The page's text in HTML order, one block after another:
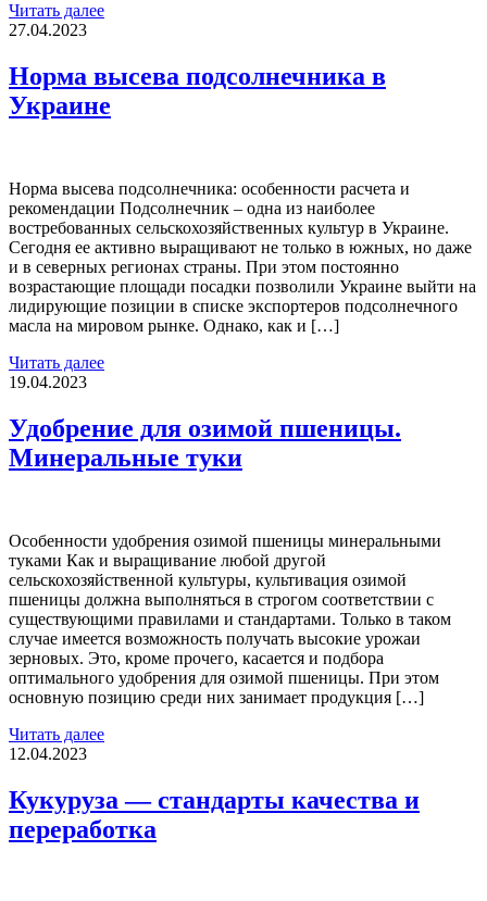
Читать далее
27.04.2023
Норма высева подсолнечника в
Украине
Норма высева подсолнечника: особенности расчета и
рекомендации Подсолнечник – одна из наиболее
востребованных сельскохозяйственных культур в Украине.
Сегодня ее активно выращивают не только в южных, но даже
и в северных регионах страны. При этом постоянно
возрастающие площади посадки позволили Украине выйти на
лидирующие позиции в списке экспортеров подсолнечного
масла на мировом рынке. Однако, как и […]
Читать далее
19.04.2023
Удобрение для озимой пшеницы.
Минеральные туки
Особенности удобрения озимой пшеницы минеральными
туками Как и выращивание любой другой
сельскохозяйственной культуры, культивация озимой
пшеницы должна выполняться в строгом соответствии с
существующими правилами и стандартами. Только в таком
случае имеется возможность получать высокие урожаи
зерновых. Это, кроме прочего, касается и подбора
оптимального удобрения для озимой пшеницы. При этом
основную позицию среди них занимает продукция […]
Читать далее
12.04.2023
Кукуруза — стандарты качества и
переработка